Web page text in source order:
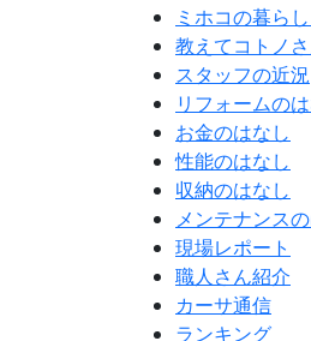
ミホコの暮ら
教えてコトノ
スタッフの近況
リフォームの
お金のはなし
性能のはなし
収納のはなし
メンテナンス
現場レポート
職人さん紹介
カーサ通信
ランキング